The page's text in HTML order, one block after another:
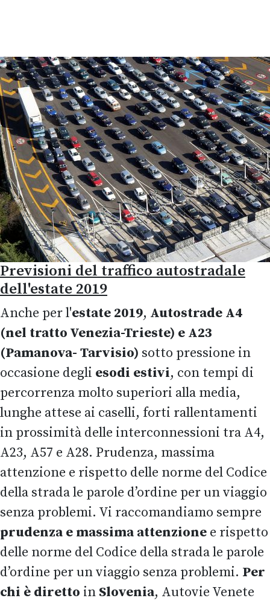
Previsioni del traffico autostradale
dell'estate 2019
Anche per l'estate 2019, Autostrade A4
(nel tratto Venezia-Trieste) e A23
(Pamanova- Tarvisio) sotto pressione in
occasione degli esodi estivi, con tempi di
percorrenza molto superiori alla media,
lunghe attese ai caselli, forti rallentamenti
in prossimità delle interconnessioni tra A4,
A23, A57 e A28. Prudenza, massima
attenzione e rispetto delle norme del Codice
della strada le parole d’ordine per un viaggio
senza problemi. Vi raccomandiamo sempre
prudenza e massima attenzione e rispetto
delle norme del Codice della strada le parole
d’ordine per un viaggio senza problemi. Per
chi è diretto in Slovenia, Autovie Venete